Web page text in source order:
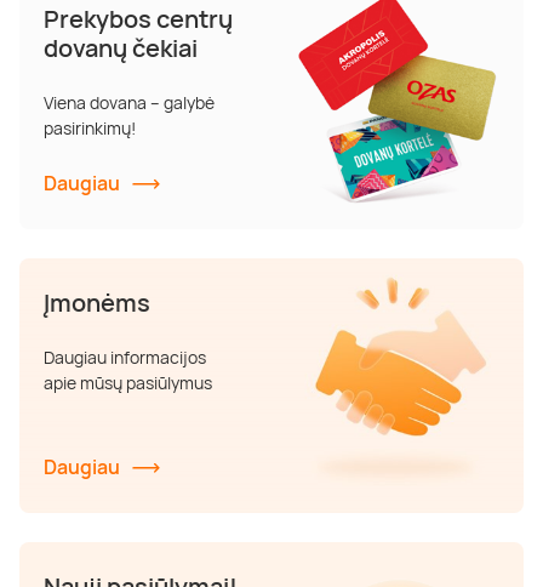
Prekybos centrų
dovanų čekiai
Viena dovana – galybė
pasirinkimų!
Daugiau
Įmonėms
Daugiau informacijos
apie mūsų pasiūlymus
Daugiau